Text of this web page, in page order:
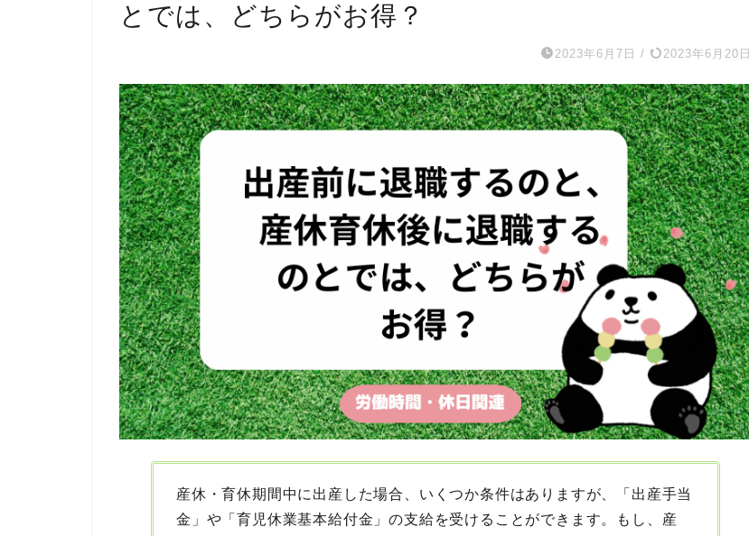
とでは、どちらがお得？
2023年6月7日 / 2023年6月20日
産休・育休期間中に出産した場合、いくつか条件はありますが、「出産手当
金」や「育児休業基本給付金」の支給を受けることができます。もし、産